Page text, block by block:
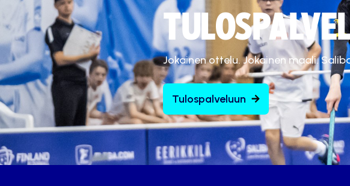
Jokainen ottelu. Jokainen maali.
Tulospalveluun